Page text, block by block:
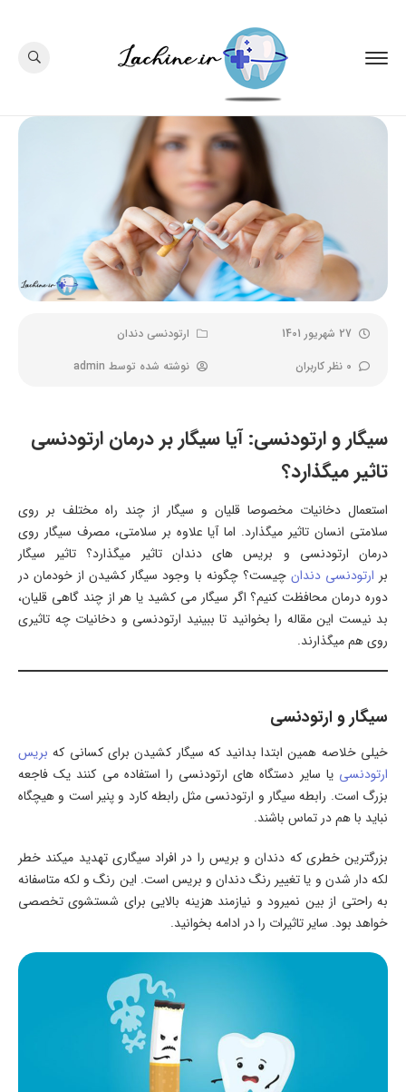
27 شهریور 1401
ارتودنسی دندان
0 نظر کاربران
نوشته شده توسط admin
سیگار و ارتودنسی: آیا سیگار بر درمان ارتودنسی
تاثیر میگذارد؟
استعمال دخانیات مخصوصا قلیان و سیگار از چند راه مختلف بر روی
سلامتی انسان تاثیر میگذارد. اما آیا علاوه بر سلامتی، مصرف سیگار روی
درمان ارتودنسی و بریس های دندان تاثیر میگذارد؟ تاثیر سیگار
بر ارتودنسی دندان چیست؟ چگونه با وجود سیگار کشیدن از خودمان در
دوره درمان محافظت کنیم؟ اگر سیگار می کشید یا هر از چند گاهی قلیان،
بد نیست این مقاله را بخوانید تا ببینید ارتودنسی و دخانیات چه تاثیری
روی هم میگذارند.
سیگار و ارتودنسی
خیلی خلاصه همین ابتدا بدانید که سیگار کشیدن برای کسانی که بریس
ارتودنسی یا سایر دستگاه های ارتودنسی را استفاده می کنند یک فاجعه
بزرگ است. رابطه سیگار و ارتودنسی مثل رابطه کارد و پنیر است و هیچگاه
نباید با هم در تماس باشند.
بزرگترین خطری که دندان و بریس را در افراد سیگاری تهدید میکند خطر
لکه دار شدن و یا تغییر رنگ دندان و بریس است. این رنگ و لکه متاسفانه
به راحتی از بین نمیرود و نیازمند هزینه بالایی برای شستشوی تخصصی
خواهد بود. سایر تاثیرات را در ادامه بخوانید.